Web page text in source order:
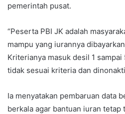
pemerintah pusat.
“Peserta PBI JK adalah
mampu yang iurannya
Kriterianya masuk desil 1
tidak sesuai kriteria dan
Ia menyatakan pembaruan data
berkala agar bantuan iuran tetap